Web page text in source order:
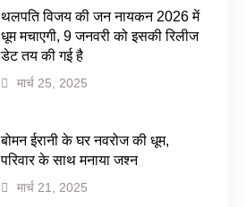
थलपति विजय की जन नायकन 2026 में
धूम मचाएगी, 9 जनवरी को इसकी रिलीज
डेट तय की गई है
मार्च 25, 2025
बोमन ईरानी के घर नवरोज की धूम,
परिवार के साथ मनाया जश्न
मार्च 21, 2025